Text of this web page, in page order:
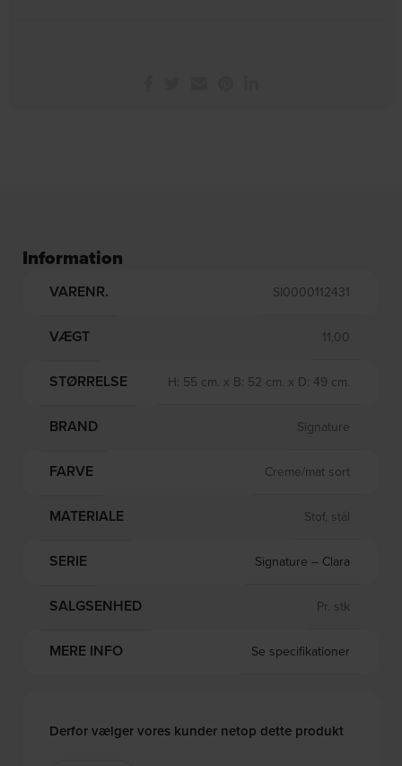
Information
VARENR. SI0000112431
VÆGT 11,00
STØRRELSE H: 55 cm. x B: 52 cm. x D: 49 cm.
BRAND Signature
FARVE Creme/mat sort
MATERIALE Stof, stål
SERIE Signature – Clara
SALGSENHED Pr. stk
MERE INFO Se specifikationer
Derfor vælger vores kunder netop dette produkt